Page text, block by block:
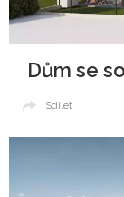
Dům se
Sdílet